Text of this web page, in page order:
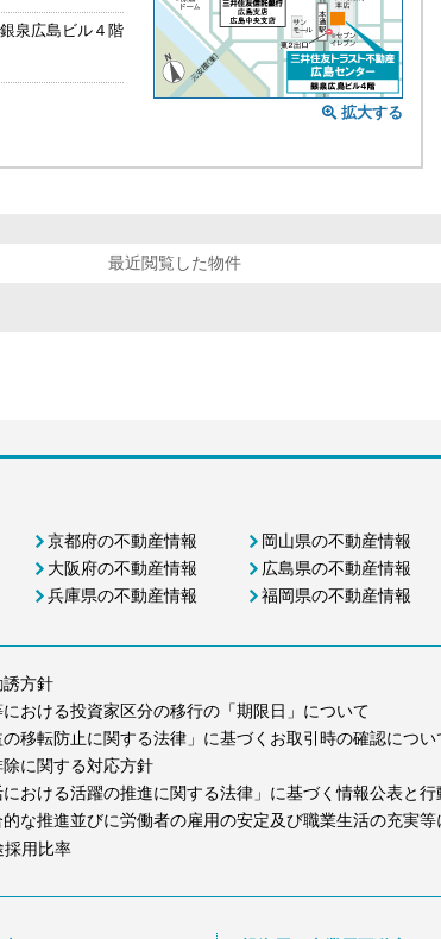
泉広島ビル４階
拡大する
最近閲覧した物件
京都府の不動産情報
大阪府の不動産情報
兵庫県の不動産情報
岡山県の不動産情報
広島県の不動産情報
福岡県の不動産情報
方針
おける投資家区分の移行の「期限日」について
の移転防止に関する法律」に基づくお取引時の確認につい
に関する対応方針
における活躍の推進に関する法律」に基づく情報公表と行
的な推進並びに労働者の雇用の安定及び職業生活の充実等
採用比率